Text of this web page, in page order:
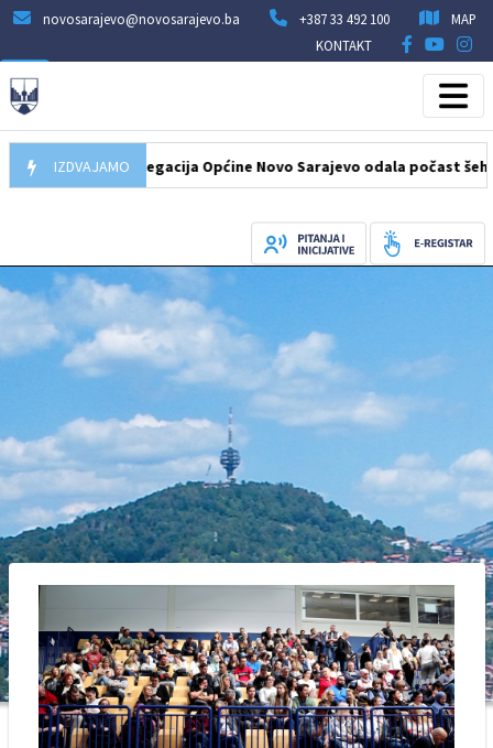
novosarajevo@novosarajevo.ba +387 33 492 100
MAP
KONTAKT
IZDVAJAMO
Delegacija Općine Novo Sarajevo odala počast šehidima i